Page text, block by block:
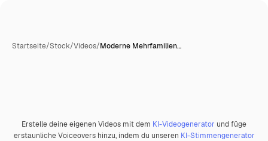
Startseite/Stock/Videos/Moderne Mehrfamilien…
Premium
Erstelle deine eigenen Videos mit dem KI-Videogenerator und füge
erstaunliche Voiceovers hinzu, indem du unseren KI-Stimmengenerator